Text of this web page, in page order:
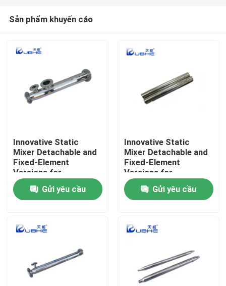
Các sản phẩm
Sản phẩm khuyến cáo
Innovative Static
Mixer Detachable and
Fixed-Element
Versions for
Customizable Surface
TreatmentGửi yêu cầu
Innovative Static
Mixer Detachable and
Fixed-Element
Versions for
Customizable Surface
TreatmentGửi yêu cầu